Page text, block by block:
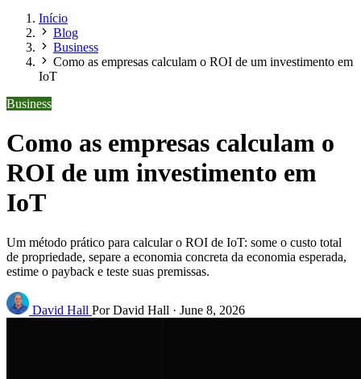
Início
Blog
Business
Como as empresas calculam o ROI de um investimento em
IoT
Business
Como as empresas calculam o
ROI de um investimento em
IoT
Um método prático para calcular o ROI de IoT: some o custo total
de propriedade, separe a economia concreta da economia esperada,
estime o payback e teste suas premissas.
David Hall Por David Hall · June 8, 2026